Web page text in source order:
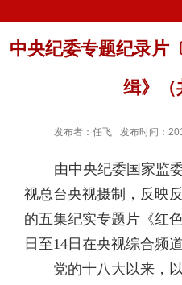
中央纪委专题纪录片
缉》（
发布者：任飞 发布时间：
由中央纪委国家监
视总台央视摄制，反映
的五集纪实专题片《红
日至14日在央视综合频
党的十八大以来，以